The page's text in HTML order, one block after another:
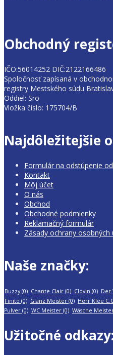
Obchodný
IČO:56014252 DIČ:2122166486
Spoločnosť zapísaná v
registry Mestského súdu
Oddiel: Sro
Vložka číslo: 175704/B
Najdôležitejšie
Formulár na odstúpenie
Kontakt
Môj účet
O nás
Obchod
Obchodné podmienky
Reklamačný formulár
Zásady ochrany osobných
Naše značky:
Buzzy(0) Chante Clair (0) Clovin (0) Der
Finito (0) Glanz Meister (0) Herr Klee
Pulver (0) WC Meister (0) Wäsche
Užitočné odkazy: